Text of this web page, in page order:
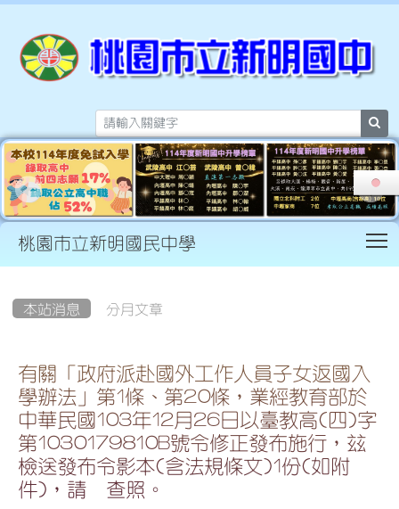
桃園市立新明國民中學
本站消息 分月文章
有關「政府派赴國外工作人員子女返國入
學辦法」第1條、第20條，業經教育部於
中華民國103年12月26日以臺教高(四)字
第1030179810B號令修正發布施行，玆
檢送發布令影本(含法規條文)1份(如附
件)，請 查照。